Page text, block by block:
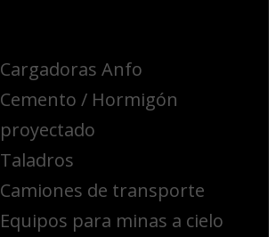
Cargadoras Anfo
Cemento / Hormigón
proyectado
Taladros
Camiones de transporte
Equipos para minas a cielo